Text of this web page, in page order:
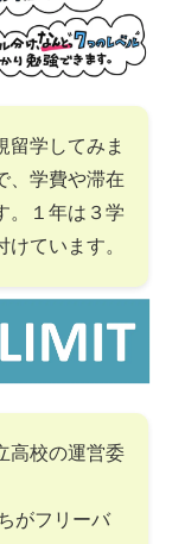
留学してみま
、学費や滞在
。１年は３学
ています。
高校の運営委
がフリーバ